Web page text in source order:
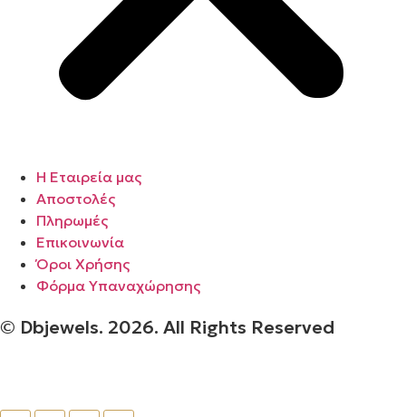
Η Εταιρεία μας
Αποστολές
Πληρωμές
Επικοινωνία
Όροι Χρήσης
Φόρμα Υπαναχώρησης
© Dbjewels. 2026. All Rights Reserved